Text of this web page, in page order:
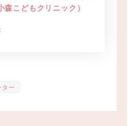
こどもクリニック）
ー